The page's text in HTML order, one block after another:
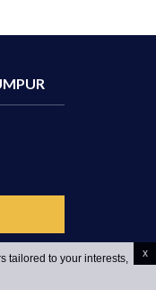
tailored to your interests,
x